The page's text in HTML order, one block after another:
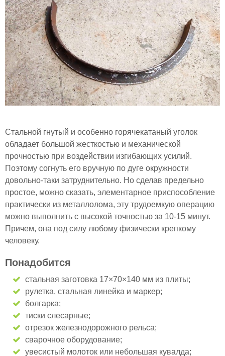
Стальной гнутый и особенно горячекатаный уголок
обладает большой жесткостью и механической
прочностью при воздействии изгибающих усилий.
Поэтому согнуть его вручную по дуге окружности
довольно-таки затруднительно. Но сделав предельно
простое, можно сказать, элементарное приспособление
практически из металлолома, эту трудоемкую операцию
можно выполнить с высокой точностью за 10-15 минут.
Причем, она под силу любому физически крепкому
человеку.
Понадобится
стальная заготовка 17×70×140 мм из плиты;
рулетка, стальная линейка и маркер;
болгарка;
тиски слесарные;
отрезок железнодорожного рельса;
сварочное оборудование;
увесистый молоток или небольшая кувалда;